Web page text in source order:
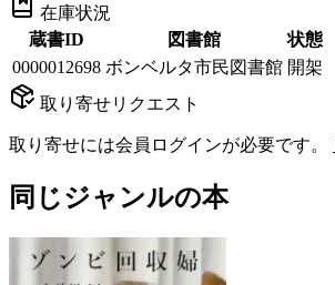
在庫状況
蔵書ID
図書館
状態
0000012698 ボンベルタ市民図書館 開架
取り寄せリクエスト
取り寄せには会員ログインが必要です。
同じジャンルの本